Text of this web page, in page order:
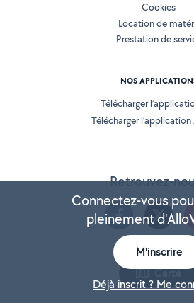
Carte
Retrouvez-
Cookies
Location de
Prestation de
NOS
Télécharger
Télécharger
Connectez-vous
pleinement
M'inscrire
Déjà inscrit ? Me